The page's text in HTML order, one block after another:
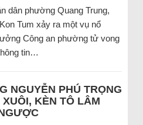
dân phường Quang Trung,
Tum xảy ra một vụ nổ
Công an phường tử vong
tin…
NGUYỄN PHÚ TRỌNG
KÈN TÔ LÂM